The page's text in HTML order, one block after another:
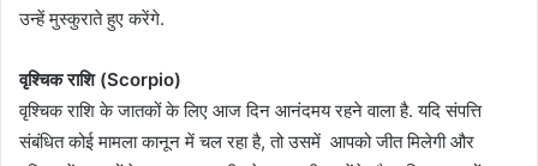
उन्हें मुस्कुराते हुए करेंगे.
​वृश्चिक राशि (Scorpio)
वृश्चिक राशि के जातकों के लिए आज दिन आनंदमय रहने वाला है. यदि संपत्ति
संबंधित कोई मामला कानून में चल रहा है, तो उसमें आपको जीत मिलेगी और